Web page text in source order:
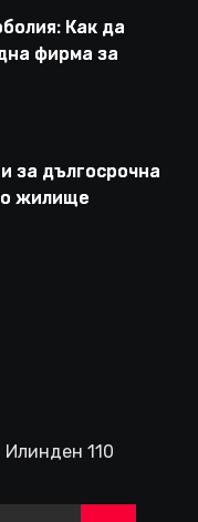
Как да
фирма за
за дългосрочна
жилище
Илинден 110